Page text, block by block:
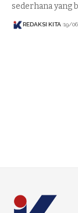
sederhana yang
REDAKSI KITA 19/